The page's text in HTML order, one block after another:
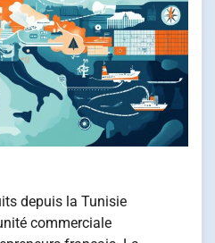
depuis la Tunisie
commerciale